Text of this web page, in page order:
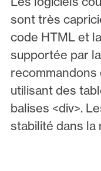
sont très
code HTML et
supportée par
recommandons
utilisant des
balises <div>.
stabilité dans la